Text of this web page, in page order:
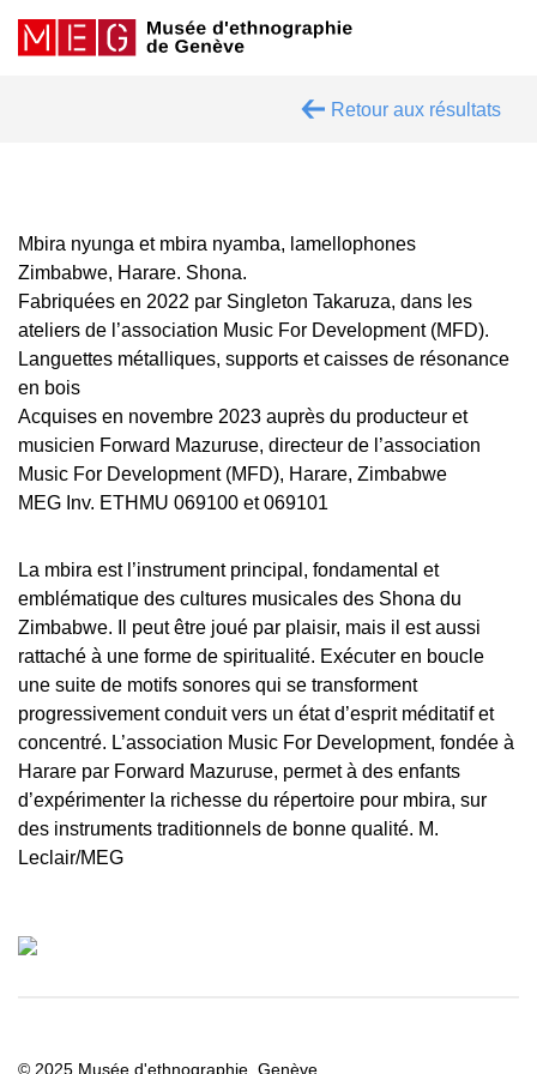
Retour aux résultats
Mbira nyunga et mbira nyamba, lamellophones
Zimbabwe, Harare. Shona.
Fabriquées en 2022 par Singleton Takaruza, dans les
ateliers de l’association Music For Development (MFD).
Languettes métalliques, supports et caisses de résonance
en bois
Acquises en novembre 2023 auprès du producteur et
musicien Forward Mazuruse, directeur de l’association
Music For Development (MFD), Harare, Zimbabwe
MEG Inv. ETHMU 069100 et 069101
La mbira est l’instrument principal, fondamental et
emblématique des cultures musicales des Shona du
Zimbabwe. Il peut être joué par plaisir, mais il est aussi
rattaché à une forme de spiritualité. Exécuter en boucle
une suite de motifs sonores qui se transforment
progressivement conduit vers un état d’esprit méditatif et
concentré. L’association Music For Development, fondée à
Harare par Forward Mazuruse, permet à des enfants
d’expérimenter la richesse du répertoire pour mbira, sur
des instruments traditionnels de bonne qualité. M.
Leclair/MEG
© 2025 Musée d'ethnographie, Genève